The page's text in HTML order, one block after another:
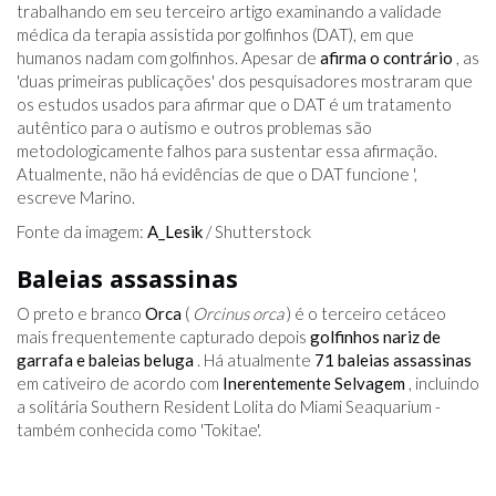
trabalhando em seu terceiro artigo examinando a validade
médica da terapia assistida por golfinhos (DAT), em que
humanos nadam com golfinhos. Apesar de afirma o contrário , as
'duas primeiras publicações' dos pesquisadores mostraram que
os estudos usados ​​para afirmar que o DAT é um tratamento
autêntico para o autismo e outros problemas são
metodologicamente falhos para sustentar essa afirmação.
Atualmente, não há evidências de que o DAT funcione ',
escreve Marino.
Fonte da imagem: A_Lesik / Shutterstock
Baleias assassinas
O preto e branco Orca ( Orcinus orca) é o terceiro cetáceo
mais frequentemente capturado depois golfinhos nariz de
garrafa e baleias beluga . Há atualmente 71 baleias assassinas
em cativeiro de acordo com Inerentemente Selvagem , incluindo
a solitária Southern Resident Lolita do Miami Seaquarium -
também conhecida como 'Tokitae'.